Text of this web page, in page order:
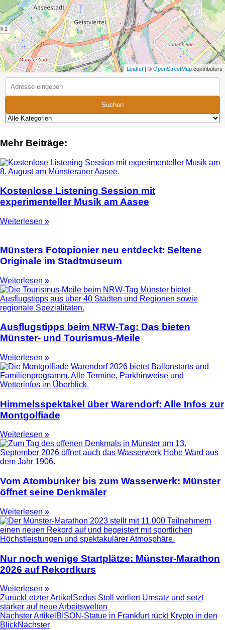
Leaflet | ©OpenStreetMapcontributors
Suchen
Mehr Beiträge:
Kostenlose Listening Session mit
experimenteller Musik am Aasee
Weiterlesen »
Münsters Fotopionier neu entdeckt: Seltene
Originale im Stadtmuseum
Weiterlesen »
Ausflugstipps beim NRW-Tag: Das bieten
Münster- und Tourismus-Meile
Weiterlesen »
Himmelsspektakel über Warendorf: Alle Infos zur
Montgolfiade
Weiterlesen »
Vom Atombunker bis zum Wasserwerk: Münster
öffnet seine Denkmäler
Weiterlesen »
Nur noch wenige Startplätze: Münster-Marathon
2026 auf Rekordkurs
Weiterlesen »
ZurückLetzter Artikel Sedus Stoll verliert Umsatz und setzt
stärker auf neue Arbeitswelten
Nächster Artikel BISON-Statue in Frankfurt rückt Krypto in den
BlickNächster